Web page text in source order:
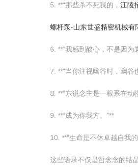
5. **“那些杀不死我的， 江陵
螺杆泵-山东世盛精密机械有
6. **“我感到酸心，不是因为
7. **“当你注视幽谷时，幽谷
8. **“东说念主是一根系在动
9. **“成为你我方。”**
10. **“生命是不休卓越自我
这些语录不仅是哲念念的结